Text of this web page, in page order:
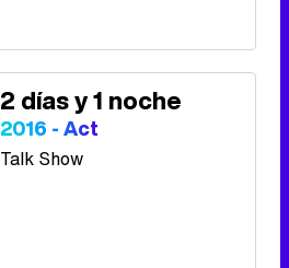
2 días y 1 noche
2016 - Act
Talk Show